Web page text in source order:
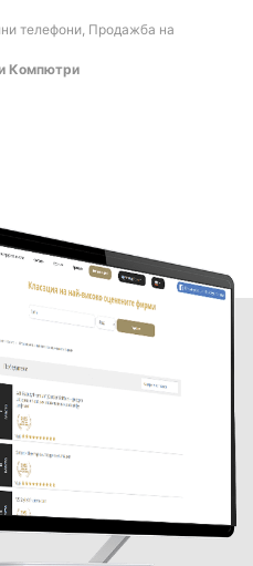
телефони, Продажба на
Компютри